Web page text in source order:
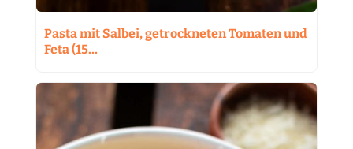
Pasta mit Salbei, getrockneten Tomaten und
Feta (15…